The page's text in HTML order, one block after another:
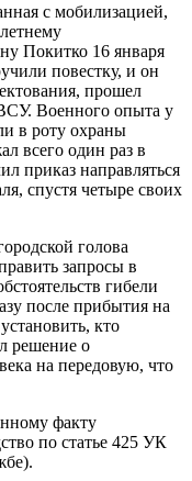
с мобилизацией,
Покитко 16 января
повестку, и он
прошел
Военного опыта у
в роту охраны
всего один раз в
приказ направляться
спустя четыре своих
голова
запросы в
гибели
после прибытия на
кто
решение о
на передовую, что
факту
по статье 425 УК